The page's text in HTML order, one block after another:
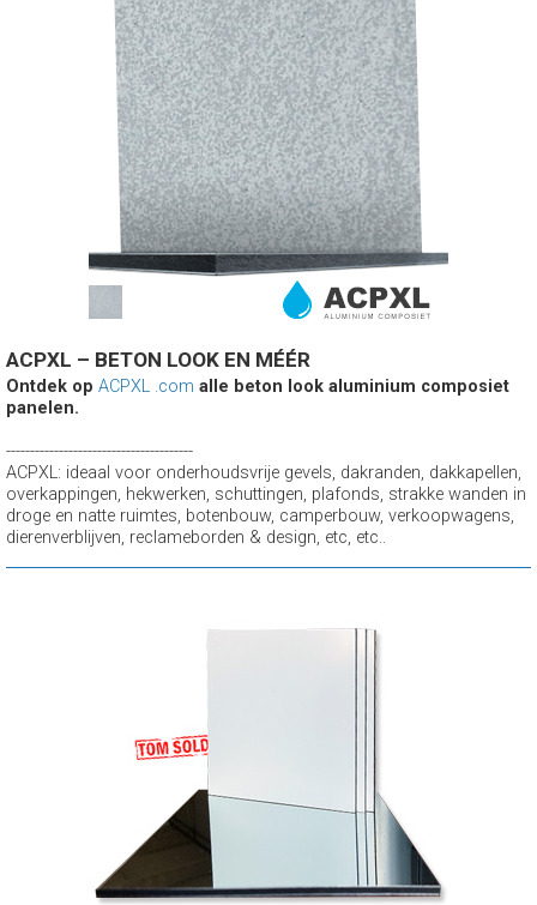
ACPXL – BETON LOOK EN MÉÉR
Ontdek op ACPXL .com alle beton look aluminium composiet
panelen.
---------------------------------------
ACPXL: ideaal voor onderhoudsvrije gevels, dakranden, dakkapellen,
overkappingen, hekwerken, schuttingen, plafonds, strakke wanden in
droge en natte ruimtes, botenbouw, camperbouw, verkoopwagens,
dierenverblijven, reclameborden & design, etc, etc..